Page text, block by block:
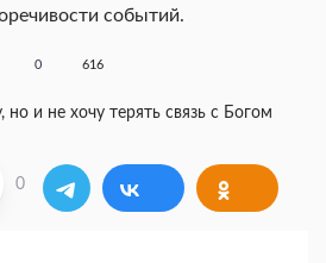
событий.
0 616
0